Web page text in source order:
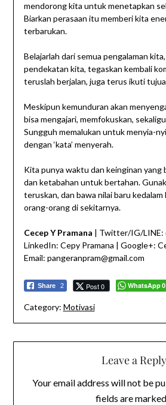
mendorong kita untuk menetapkan
Biarkan perasaan itu memberi kita
terbarukan.
Belajarlah dari semua pengalaman
pendekatan kita, tegaskan kembali
teruslah berjalan, juga terus ikuti
Meskipun kemunduran akan
bisa mengajari, memfokuskan,
Sungguh memalukan untuk menyia-
dengan ‘kata’ menyerah.
Kita punya waktu dan keinginan yang
dan ketabahan untuk bertahan.
teruskan, dan bawa nilai baru
orang-orang di sekitarnya.
Cecep Y Pramana | Twitter/IG/LINE:
LinkedIn: Cepy Pramana | Google+:
Email: pangeranpram@gmail.com
Share 2 Post 0 WhatsApp 0
Category: Motivasi
Leave a Reply
Your email address will not be
fields are marked